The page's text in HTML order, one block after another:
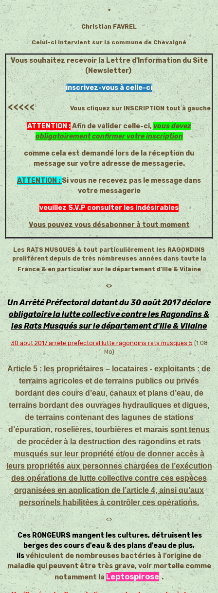
*
Christian FAVREL
Celui-ci intervient sur la commune de Chevaigné
Vous souhaitez recevoir la Lettre d'Information du Site
(Newsletter)
inscrivez-vous à celle-ci
<<<<< Vous cliquez sur INSCRIPTION tout à gauche
ATTENTION :Afin de valider celle-ci, vous devez
obligatoirement confirmer votre inscription
comme cela est demandé lors de la réception du
message sur votre adresse de messagerie.
ATTENTION :Si vous ne recevez pas le message dans
votre messagerie
veuillez S.V.P consulter les Indésirables
Vous pouvez vous désabonner à tout moment
Les RATS MUSQUES & tout particulièrement les RAGONDINS
prolifèrent depuis de très nombreuses années dans toute la
France & en particulier sur le département d'Ille & Vilaine
<>
Un Arrêté Préfectoral datant du 30 août 2017 déclare
obligatoire la lutte collective contre les Ragondins &
les Rats Musqués sur le département d'Ille & Vilaine
30 aout 2017 arrete prefectoral lutte ragondins rats musques 5(1.08
Mo)
Article 5 : les propriétaires – locataires - exploitants : de
terrains agricoles et de terrains publics ou privés
bordant des cours d’eau, canaux et plans d’eau, de
terrains bordant des ouvrages hydrauliques et digues,
de terrains contenant des lagunes de stations
d’épuration, roselières, tourbières et maraissont tenus
de procéder à la destruction des ragondins et rats
musqués sur leur propriété et/ou de donner accès à
leurs propriétés aux personnes chargées de l’exécution
des opérations de lutte collective contre ces espèces
organisées en application de l’article 4, ainsi qu’aux
personnels habilitées à contrôler ces opérations.
<>
Ces RONGEURS mangent les cultures, détruisent les
berges des cours d'eau & des plans d'eau de plus,
ilsvéhiculent de nombreuses bactéries à l’origine de
maladie qui peuvent être très grave, voir mortelle comme
notamment la Leptospirose".